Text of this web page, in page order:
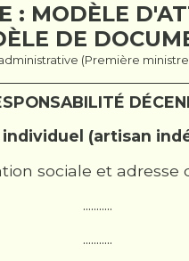
: MODÈLE
DE
(Première
(artisan
sociale et adresse
...........
...........